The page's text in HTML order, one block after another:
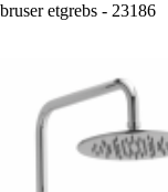
etgrebs - 23186